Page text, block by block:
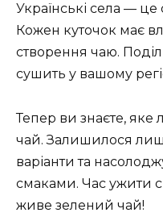
Українські села —
Кожен куточок має
створення чаю.
сушить у вашому
Тепер ви знаєте,
чай. Залишилося
варіанти та
смаками. Час ужити
живе зелений чай!